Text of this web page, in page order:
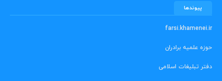
پیوندها
farsi.khamenei.ir
حوزه علمیه برادران
دفتر تبلیغات اسلامی